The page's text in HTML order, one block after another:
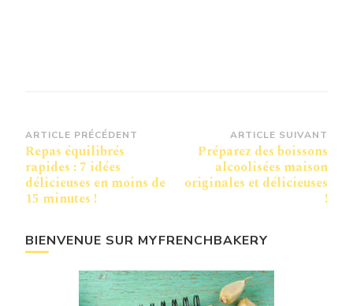
Navigation
d’article
ARTICLE PRÉCÉDENT
Repas équilibrés
rapides : 7 idées
délicieuses en moins de
15 minutes !
ARTICLE SUIVANT
Préparez des boissons
alcoolisées maison
originales et délicieuses
!
BIENVENUE SUR MYFRENCHBAKERY